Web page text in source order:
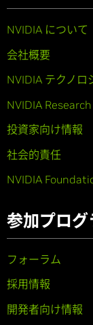
NVIDIA について
会社概要
NVIDIA テクノロ
NVIDIA Research
投資家向け情報
社会的責任
NVIDIA
参加プログ
フォーラム
採用情報
開発者向け情報